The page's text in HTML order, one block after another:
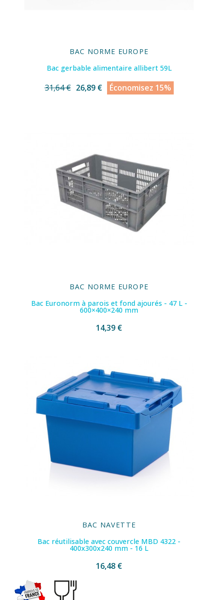
BAC NORME EUROPE
Bac gerbable alimentaire allibert 59L
31,64 € 26,89 € Économisez 15%
BAC NORME EUROPE
Bac Euronorm à parois et fond ajourés - 47 L -
600×400×240 mm
14,39 €
BAC NAVETTE
Bac réutilisable avec couvercle MBD 4322 -
400x300x240 mm - 16 L
16,48 €